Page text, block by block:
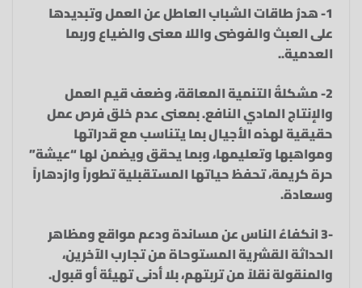
1- هدرُ طاقات الشباب العاطل عن العمل وتبديدها
على العبث والفوضى واللا معنى والضياع وربما
العدمية..
2- مشكلةُ التنمية المعاقة، وضعف قيم العمل
والإنتاج المادي النافع. بمعنى عدم خلق فرص عمل
حقيقية لهذه الأجيال بما يتناسب مع قدراتها
ومواهبها وتعليمها، وبما يحقق ويضمن لها “عيشة”
حرة كريمة، تحفظ حياتها المستقبلية تطوراً وازدهاراً
وسعادة.
-3 انكفاءُ الناس عن مساندة ودعم مواقع ومظاهر
الحداثة القشرية المستوحاة من تجارب الآخرين،
والمنقولة نقلاً من تربتهم، بلا أدنى تهيئة أو قبول.